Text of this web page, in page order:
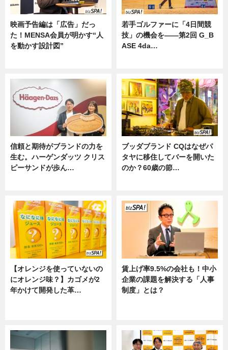
映画予告編は「広告」だっ
た！MENSA会員が明かす“人
を動かす設計図”
若手ゴルファーに「4日間競
技」の機会を——第2回 G_B
ASE 4da…
信頼と期待がブランドの力を
生む。ハーゲンダッツ クリス
ピーサンドが歩ん…
ブッダブランド CQはなぜパ
タヤに移住してバーを開いた
のか？60歳の節…
【オレンジを使っていないの
にオレンジ味？】カゴメが2
年かけて開発した革…
賃上げ率9.5%の会社も！中小
企業の課題を解決する「人事
制度」とは？